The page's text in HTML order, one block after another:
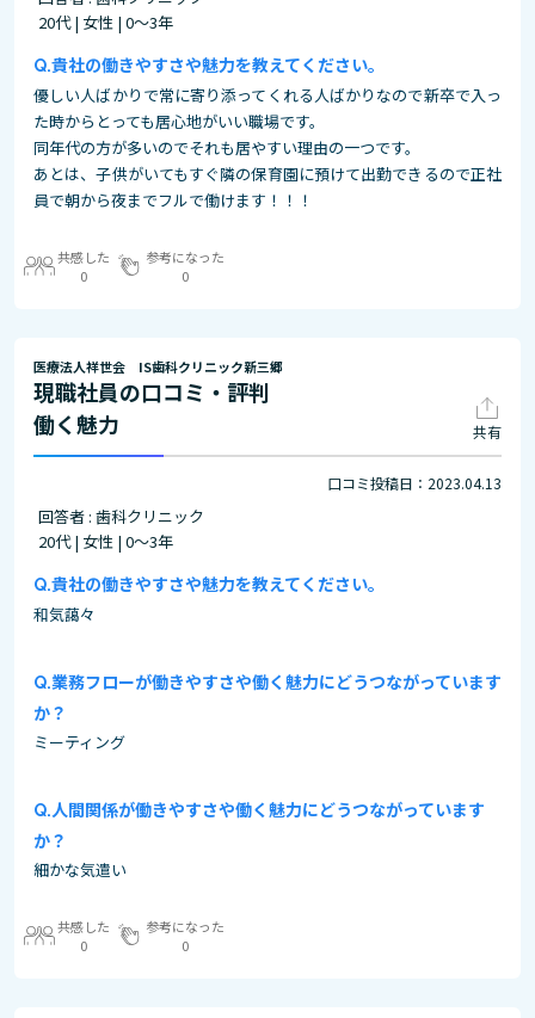
20代 | 女性 | 0～3年
貴社の働きやすさや魅力を教えてください。
優しい人ばかりで常に寄り添ってくれる人ばかりなので新卒で入っ
た時からとっても居心地がいい職場です。
同年代の方が多いのでそれも居やすい理由の一つです。
あとは、子供がいてもすぐ隣の保育園に預けて出勤できるので正社
員で朝から夜までフルで働けます！！！
共感した
0
参考になった
0
医療法人祥世会 IS歯科クリニック新三郷
現職社員の口コミ・評判
働く魅力
共有
口コミ投稿日：2023.04.13
回答者 : 歯科クリニック
20代 | 女性 | 0～3年
貴社の働きやすさや魅力を教えてください。
和気藹々
業務フローが働きやすさや働く魅力にどうつながっています
か？
ミーティング
人間関係が働きやすさや働く魅力にどうつながっています
か？
細かな気遣い
共感した
0
参考になった
0